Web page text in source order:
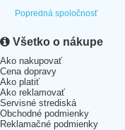
Popredná spoločnosť
Všetko o nákupe
Ako nakupovať
Cena dopravy
Ako platiť
Ako reklamovať
Servisné strediská
Obchodné podmienky
Reklamačné podmienky